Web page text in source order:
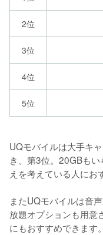
2位
3位
4位
5位
UQモバイルは大手キ
き、第3位。20GBも
えを考えている人にお
またUQモバイルは音
放題オプションも用意
にもおすすめできます。